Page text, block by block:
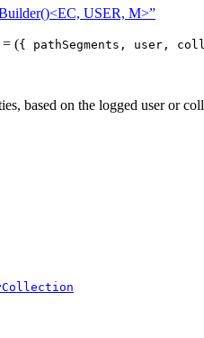
USER, M>”
= ({ pathSegments, user,
based on the logged user or